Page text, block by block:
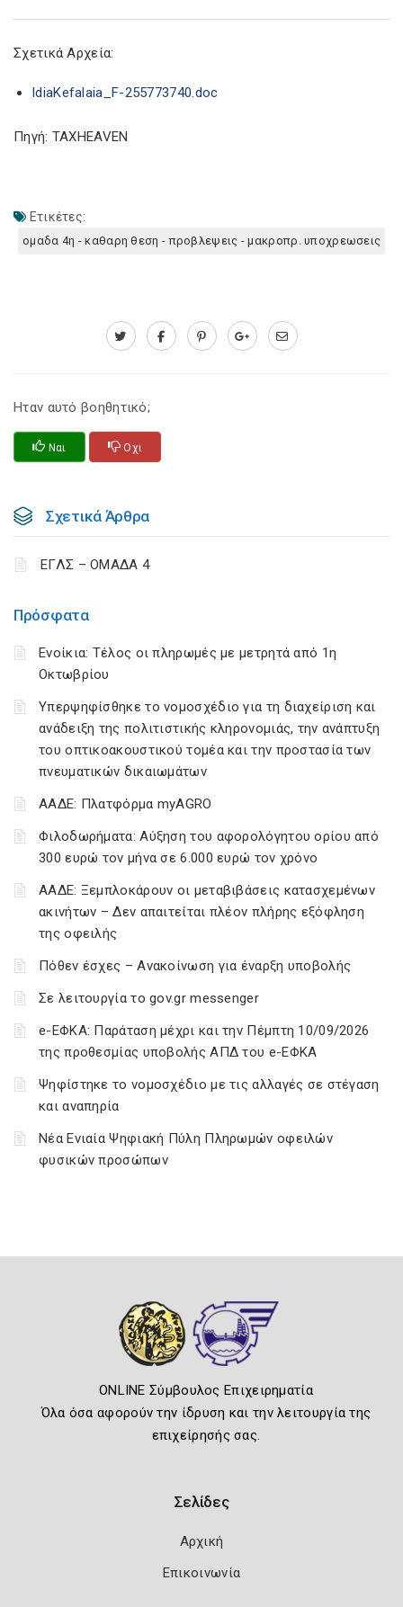
Πρόσφατα
Ενοίκια: Τέλος οι πληρωμές με μετρητά από 1η
Οκτωβρίου
Υπερψηφίσθηκε το νομοσχέδιο για τη διαχείριση και
ανάδειξη της πολιτιστικής κληρονομιάς, την ανάπτυξη
του οπτικοακουστικού τομέα και την προστασία των
πνευματικών δικαιωμάτων
ΑΑΔΕ: Πλατφόρμα myAGRO
Φιλοδωρήματα: Αύξηση του αφορολόγητου ορίου από
300 ευρώ τον μήνα σε 6.000 ευρώ τον χρόνο
ΑΑΔΕ: Ξεμπλοκάρουν οι μεταβιβάσεις κατασχεμένων
ακινήτων – Δεν απαιτείται πλέον πλήρης εξόφληση
της οφειλής
Πόθεν έσχες – Ανακοίνωση για έναρξη υποβολής
Σε λειτουργία το gov.gr messenger
e-ΕΦΚΑ: Παράταση μέχρι και την Πέμπτη 10/09/2026
της προθεσμίας υποβολής ΑΠΔ του e-ΕΦΚΑ
Ψηφίστηκε το νομοσχέδιο με τις αλλαγές σε στέγαση
και αναπηρία
Νέα Ενιαία Ψηφιακή Πύλη Πληρωμών οφειλών
φυσικών προσώπων
Σχετικά Αρχεία:
IdiaKefalaia_F-255773740.doc
Πηγή: TAXHEAVEN
Ετικέτες:
ομαδα 4η - καθαρη θεση - προβλεψεις - μακροπρ. υποχρεωσεις
Ηταν αυτό βοηθητικό;
Ναι Οχι
Σχετικά Άρθρα
ΕΓΛΣ – ΟΜΑΔΑ 4
ONLINE Σύμβουλος Επιχειρηματία
Όλα όσα αφορούν την ίδρυση και την λειτουργία της
επιχείρησής σας.
Σελίδες
Αρχική
Επικοινωνία